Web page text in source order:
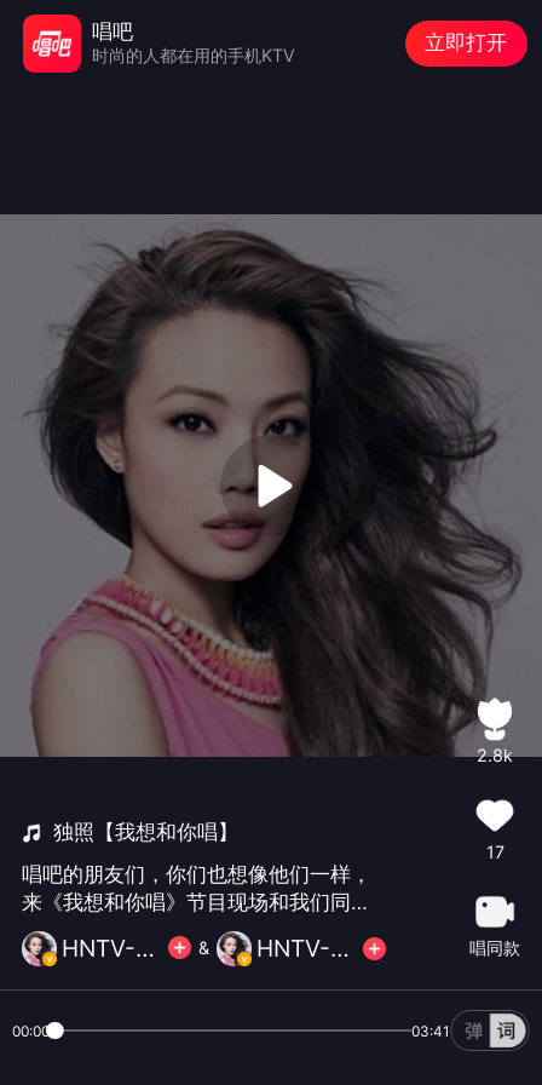
独照【我想和你唱】
唱吧的朋友们，你们也想像他们一样，
来《我想和你唱》节目现场和我们同台
演出吗？很简单，参与活动和我们视频
合唱就可以~期待你们的好声音！
HNTV-容祖儿 & HNTV-容祖儿
2.8k
17
唱同款
00:00 03:41
唱吧
时尚的人都在用的手机KTV
立即打开